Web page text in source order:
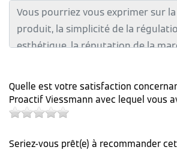
Quelle est votre satisfaction
Proactif Viessmann avec lequel vous
Seriez-vous prêt(e) à recommander